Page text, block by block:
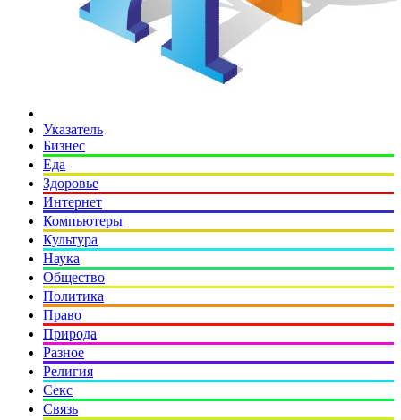
Указатель
Бизнес
Еда
Здоровье
Интернет
Компьютеры
Культура
Наука
Общество
Политика
Право
Природа
Разное
Религия
Секс
Связь